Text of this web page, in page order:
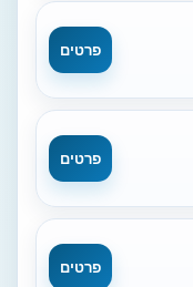
פרטים
פרטים
פרטים